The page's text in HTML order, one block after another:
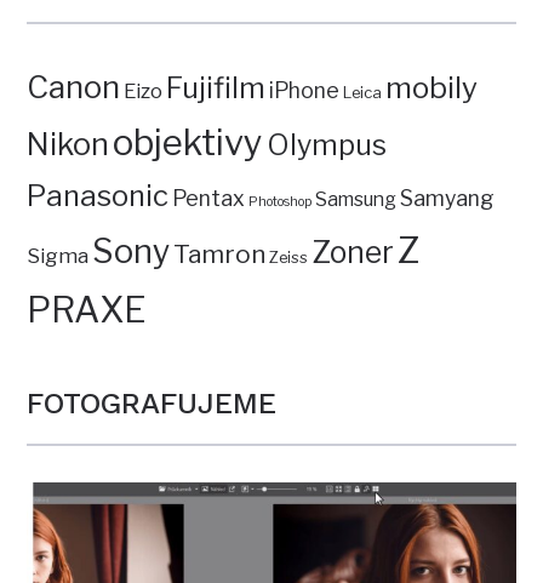
Canon Eizo Fujifilm iPhone Leica mobily
Nikon objektivy Olympus
Panasonic Pentax Photoshop SamsungSamyang
Sigma SonyTamron Zeiss ZonerZ
PRAXE
FOTOGRAFUJEME